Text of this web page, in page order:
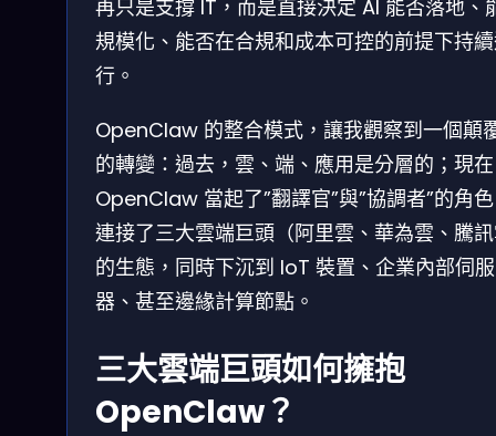
再只是支撐 IT，而是直接決定 AI 能否落地、
規模化、能否在合規和成本可控的前提下持
行。
OpenClaw 的整合模式，讓我觀察到一個顛
的轉變：過去，雲、端、應用是分層的；現
OpenClaw 當起了”翻譯官”與”協調者”的角
連接了三大雲端巨頭（阿里雲、華為雲、騰
的生態，同時下沉到 IoT 裝置、企業內部伺服
器、甚至邊緣計算節點。
三大雲端巨頭如何擁抱
OpenClaw？